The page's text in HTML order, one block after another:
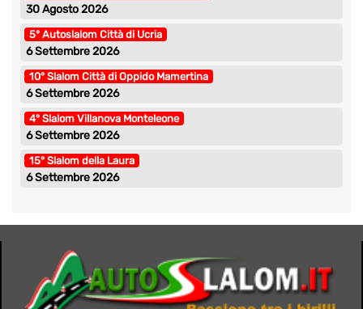
30 Agosto 2026
5° Autoslalom Città di Ucria
6 Settembre 2026
10° Slalom Città di Oppido Mamertina
6 Settembre 2026
4° Slalom Villanova Monteleone
6 Settembre 2026
15° Slalom della Laura
6 Settembre 2026